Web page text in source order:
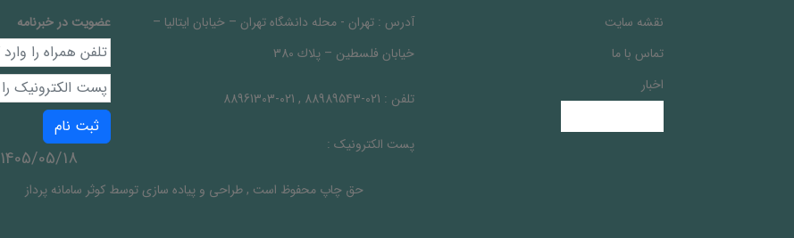
نقشه سایت
تماس با ما
اخبار
آدرس : تهران - محله دانشگاه تهران – خيابان ايتاليا –
خيابان فلسطين – پلاك 380
تلفن : 021-88989543 , 021-88961303
پست الکترونیک :
عضویت در خبرنامه
ثبت نام
1405/05/18 يكشنبه
حق چاپ محفوظ است ,طراحی و پیاده سازی توسطکوثر سامانه پرداز